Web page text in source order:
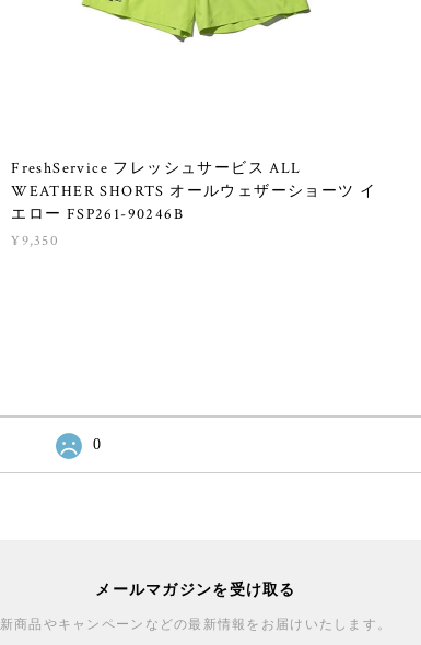
FreshService フレッシュサービス ALL
WEATHER SHORTS オールウェザーショーツ イ
エロー FSP261-90246B
¥9,350
0
メールマガジンを受け取る
新商品やキャンペーンなどの最新情報をお届けいたします。